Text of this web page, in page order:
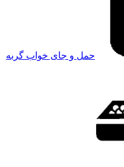
حمل و جای خواب گربه